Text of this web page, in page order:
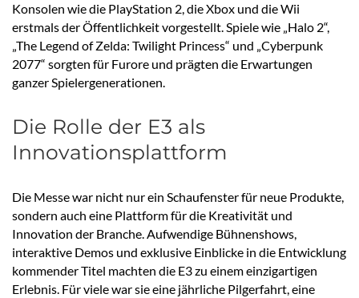
Konsolen wie die PlayStation 2, die Xbox und die Wii
erstmals der Öffentlichkeit vorgestellt. Spiele wie „Halo 2“,
„The Legend of Zelda: Twilight Princess“ und „Cyberpunk
2077“ sorgten für Furore und prägten die Erwartungen
ganzer Spielergenerationen.
Die Rolle der E3 als
Innovationsplattform
Die Messe war nicht nur ein Schaufenster für neue Produkte,
sondern auch eine Plattform für die Kreativität und
Innovation der Branche. Aufwendige Bühnenshows,
interaktive Demos und exklusive Einblicke in die Entwicklung
kommender Titel machten die E3 zu einem einzigartigen
Erlebnis. Für viele war sie eine jährliche Pilgerfahrt, eine